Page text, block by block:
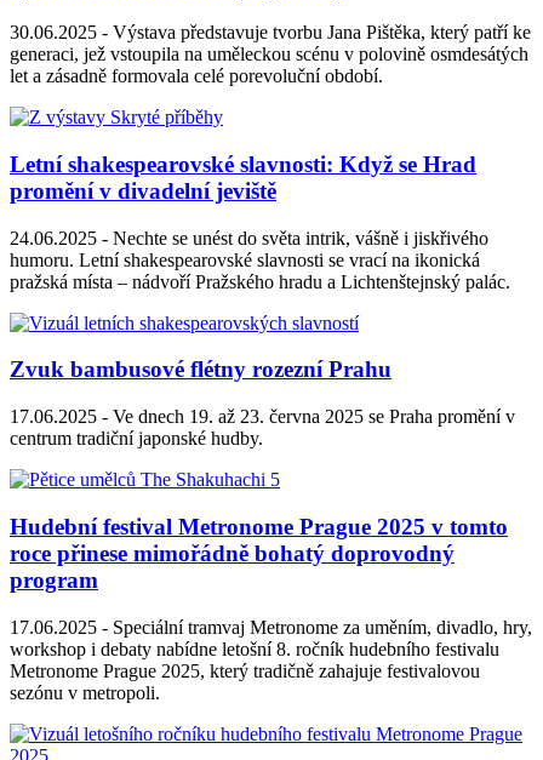
30.06.2025 - Výstava představuje tvorbu Jana Pištěka, který patří ke
generaci, jež vstoupila na uměleckou scénu v polovině osmdesátých
let a zásadně formovala celé porevoluční období.
Letní shakespearovské slavnosti: Když se Hrad
promění v divadelní jeviště
24.06.2025 - Nechte se unést do světa intrik, vášně i jiskřivého
humoru. Letní shakespearovské slavnosti se vrací na ikonická
pražská místa – nádvoří Pražského hradu a Lichtenštejnský palác.
Zvuk bambusové flétny rozezní Prahu
17.06.2025 - Ve dnech 19. až 23. června 2025 se Praha promění v
centrum tradiční japonské hudby.
Hudební festival Metronome Prague 2025 v tomto
roce přinese mimořádně bohatý doprovodný
program
17.06.2025 - Speciální tramvaj Metronome za uměním, divadlo, hry,
workshop i debaty nabídne letošní 8. ročník hudebního festivalu
Metronome Prague 2025, který tradičně zahajuje festivalovou
sezónu v metropoli.